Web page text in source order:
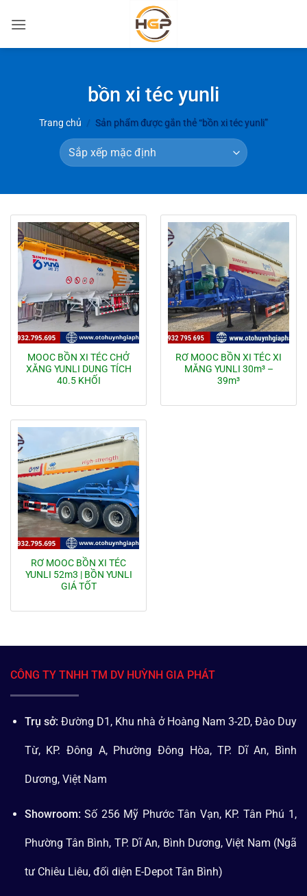
qua
bồn xi téc yunli
Trang chủ / Sản phẩm được gắn thẻ “bồn xi téc yunli”
MOOC BỒN XI TÉC CHỞ
XĂNG YUNLI DUNG TÍCH
40.5 KHỐI
RƠ MOOC BỒN XI TÉC XI
MĂNG YUNLI 30m³ –
39m³
RƠ MOOC BỒN XI TÉC
YUNLI 52m3 | BỒN YUNLI
GIÁ TỐT
CÔNG TY TNHH TM DV HUỲNH GIA PHÁT
Trụ sở: Đường D1, Khu nhà ở Hoàng Nam 3-2D, Đào Duy
Từ, KP. Đông A, Phường Đông Hòa, TP. Dĩ An, Bình
Dương, Việt Nam
Showroom: Số 256 Mỹ Phước Tân Vạn, KP. Tân Phú 1,
Phường Tân Bình, TP. Dĩ An, Bình Dương, Việt Nam (Ngã
tư Chiêu Liêu, đối diện E-Depot Tân Bình)